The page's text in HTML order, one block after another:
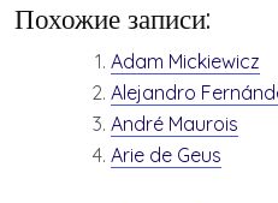
Похожие записи:
Adam Mickiewicz
Alejandro
André Maurois
Arie de Geus